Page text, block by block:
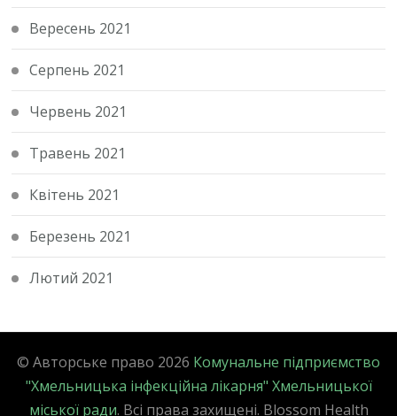
Вересень 2021
Серпень 2021
Червень 2021
Травень 2021
Квітень 2021
Березень 2021
Лютий 2021
© Авторське право 2026 Комунальне підприємство
"Хмельницька інфекційна лікарня" Хмельницької
міської ради. Всі права захищені. Blossom Health